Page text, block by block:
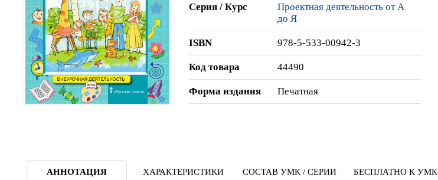
Серия / Курс
Проектная деятельность от А
до Я
ISBN 978-5-533-00942-3
Код товара 44490
Форма издания Печатная
АННОТАЦИЯ ХАРАКТЕРИСТИКИ СОСТАВ УМК / СЕРИИ БЕСПЛАТНО К УМК